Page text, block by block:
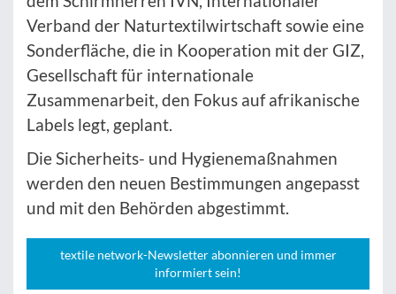
Verband der Naturtextilwirtschaft sowie eine
Sonderfläche, die in Kooperation mit der GIZ,
Gesellschaft für internationale
Zusammenarbeit, den Fokus auf afrikanische
Labels legt, geplant.
Die Sicherheits- und Hygienemaßnahmen
werden den neuen Bestimmungen angepasst
und mit den Behörden abgestimmt.
textile network-Newsletter abonnieren und immer
informiert sein!